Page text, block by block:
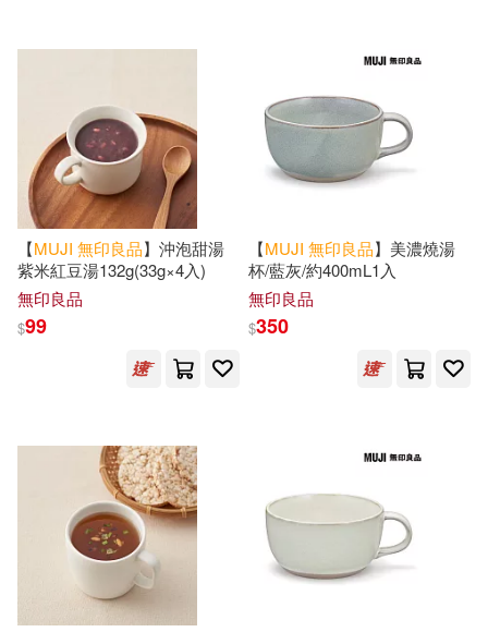
【MUJI 無印良品】沖泡甜湯
紫米紅豆湯132g(33g×4入)
無印良品
$99
【MUJI 無印良品】美濃燒湯
杯/藍灰/約400mL1入
無印良品
$350